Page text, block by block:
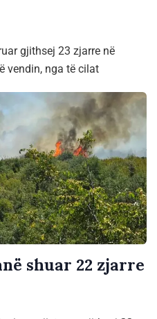
gjithsej 23 zjarre në
vendin, nga të cilat
shuar 22 zjarre